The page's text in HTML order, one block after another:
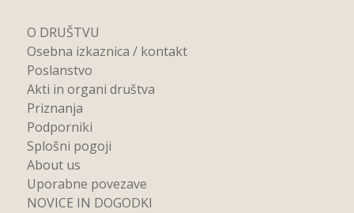
O DRUŠTVU
Osebna izkaznica / kontakt
Poslanstvo
Akti in organi društva
Priznanja
Podporniki
Splošni pogoji
About us
Uporabne povezave
NOVICE IN DOGODKI